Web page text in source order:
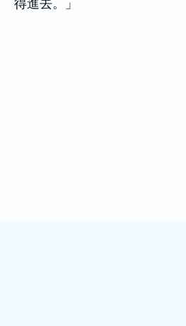
得進去。」